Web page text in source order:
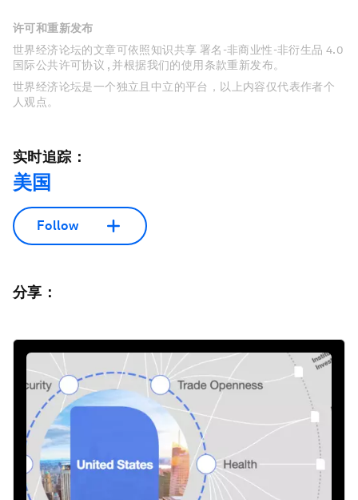
许可和重新发布
世界经济论坛的文章可依照知识共享 署名-非商业性-非衍生品 4.0
国际公共许可协议 , 并根据我们的使用条款重新发布。
世界经济论坛是一个独立且中立的平台，以上内容仅代表作者个
人观点。
实时追踪：
美国
Follow
分享：